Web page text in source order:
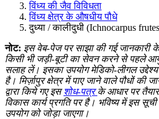
विंध्य की जैव विविधता
विंध्य क्षेत्र के औषधीय पौधे
दुध्या / कालीदुधी (Ichnocarpus
नोट: इस वेब-पेज पर साझा की गई जानकारी
किसी भी जड़ी-बूटी का सेवन करने से पहले
सलाह लें। इसका उपयोग मेडिको-लीगल
है। मिर्ज़ापुर क्षेत्र में पाए जाने वाले पौधों की
द्वारा किये गए इसशोध-पत्रके आधार पर
विकास कार्य प्रगति पर है। भविष्य में इस
उपयोग को जोड़ा जाएगा।